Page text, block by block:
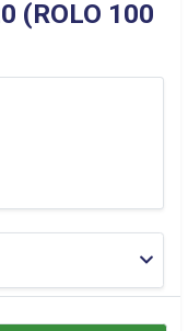
(ROLO 100